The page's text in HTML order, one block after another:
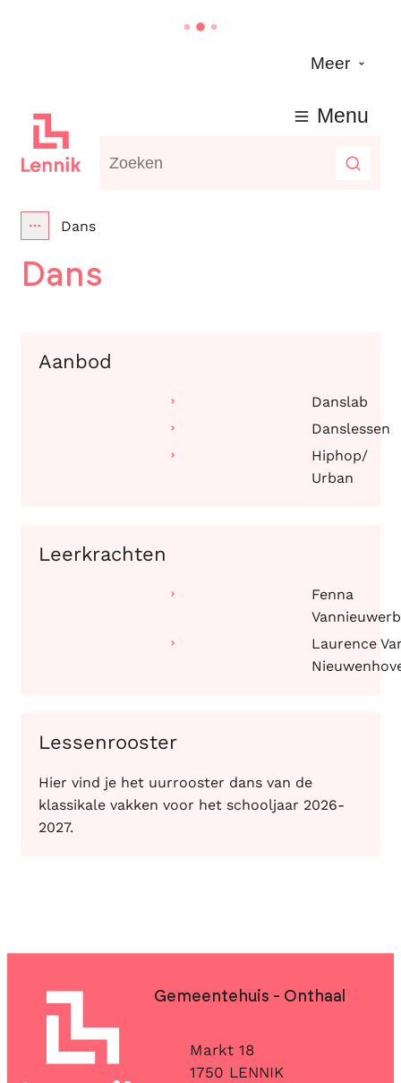
Meer
Lennik
Waarmee kunnen we jou helpen?
Menu
Toon alle broodkruimel items
Dans
Dans
Aanbod
Danslab
Danslessen
Hiphop/
Urban
Leerkrachten
Fenna
Laurence
Lessenrooster
Hier vind je het uurrooster dans van de
klassikale vakken voor het schooljaar 2026-
2027.
Contact & openingsuren
Gemeentehuis - Onthaal
AdresMarkt 18
,1750 LENNIK